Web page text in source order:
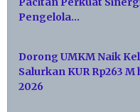
Pengelola…
Dorong UMKM Naik
Salurkan KUR Rp263
2026